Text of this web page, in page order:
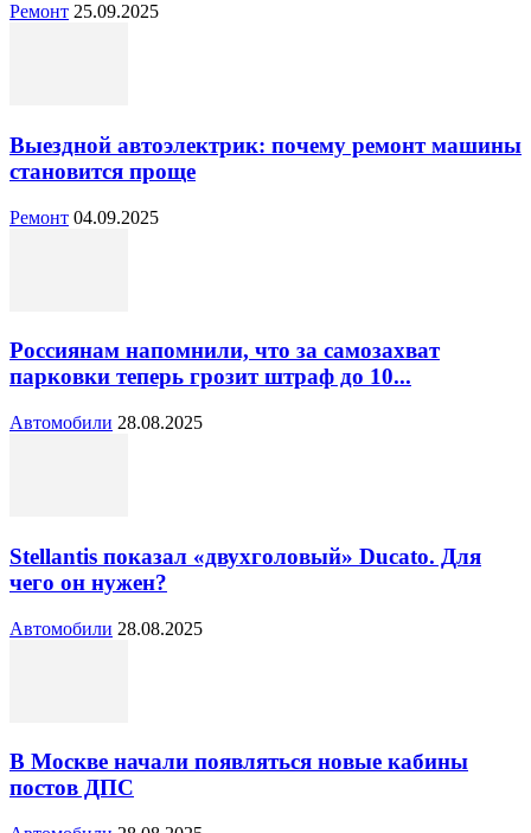
Ремонт 25.09.2025
Выездной автоэлектрик: почему ремонт машины
становится проще
Ремонт 04.09.2025
Россиянам напомнили, что за самозахват
парковки теперь грозит штраф до 10...
Автомобили 28.08.2025
Stellantis показал «двухголовый» Ducato. Для
чего он нужен?
Автомобили 28.08.2025
В Москве начали появляться новые кабины
постов ДПС